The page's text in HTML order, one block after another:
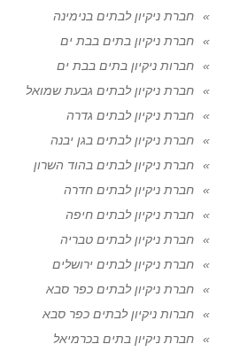
חברת ניקיון לבתים בנימינה
חברת ניקיון בתים בבת ים
חברות ניקיון בתים בבת ים
חברת ניקיון לבתים גבעת שמואל
חברת ניקיון לבתים גדרה
חברת ניקיון לבתים בגן יבנה
חברת ניקיון לבתים בהוד השרון
חברת ניקיון לבתים חדרה
חברת ניקיון לבתים חיפה
חברת ניקיון לבתים טבריה
חברת ניקיון לבתים ירושלים
חברת ניקיון לבתים כפר סבא
חברות ניקיון לבתים כפר סבא
חברת ניקיון בתים בכרמיאל